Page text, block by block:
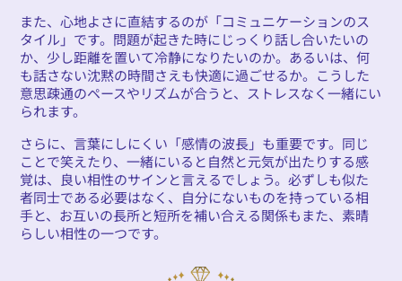
また、心地よさに直結するのが「コミュニケーションのス
タイル」です。問題が起きた時にじっくり話し合いたいの
か、少し距離を置いて冷静になりたいのか。あるいは、何
も話さない沈黙の時間さえも快適に過ごせるか。こうした
意思疎通のペースやリズムが合うと、ストレスなく一緒にい
られます。
さらに、言葉にしにくい「感情の波長」も重要です。同じ
ことで笑えたり、一緒にいると自然と元気が出たりする感
覚は、良い相性のサインと言えるでしょう。必ずしも似た
者同士である必要はなく、自分にないものを持っている相
手と、お互いの長所と短所を補い合える関係もまた、素晴
らしい相性の一つです。